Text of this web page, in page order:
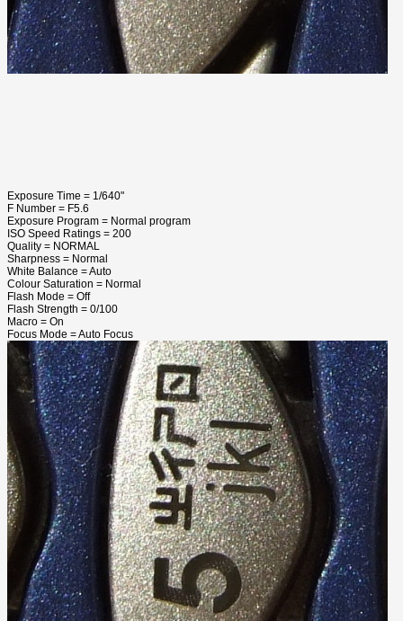
Exposure Time = 1/640"
F Number = F5.6
Exposure Program = Normal program
ISO Speed Ratings = 200
Quality = NORMAL
Sharpness = Normal
White Balance = Auto
Colour Saturation = Normal
Flash Mode = Off
Flash Strength = 0/100
Macro = On
Focus Mode = Auto Focus